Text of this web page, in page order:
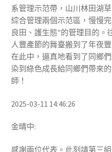
系管理示范帶，山川林田湖
綜合管理兩個示范區，慢慢
良田、護生態”的管理目的。
人豐產節的舞臺搬到了年夜
在此中，逼真地看到了同鄉
染到綠色成長給同鄉們帶來
師！
2025-03-11 14:46:26
金晴中:
感謝兩位代表。此刻請第三